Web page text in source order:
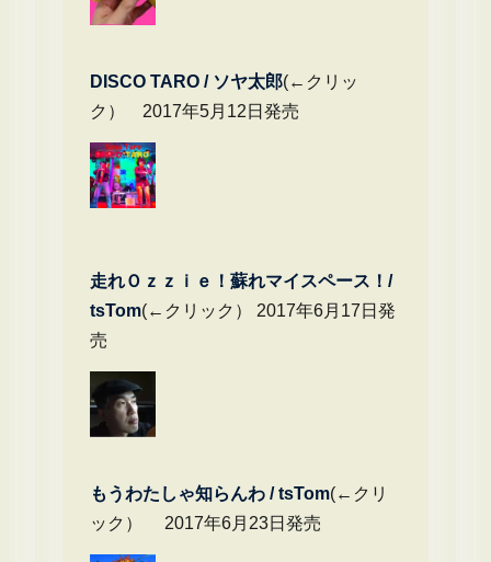
DISCO TARO / ソヤ太郎(←クリッ
ク） 2017年5月12日発売
走れＯｚｚｉｅ！蘇れマイスペース！/
tsTom(←クリック） 2017年6月17日発
売
もうわたしゃ知らんわ / tsTom(←クリ
ック） 2017年6月23日発売